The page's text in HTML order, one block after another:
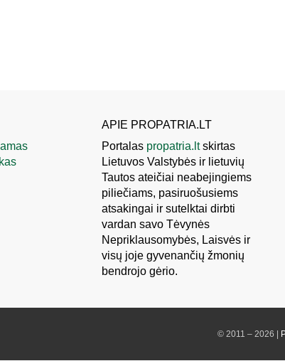
APIE PROPATRIA.LT
Portalas propatria.ltskirtas
Lietuvos Valstybės ir lietuvių
Tautos ateičiai neabejingiems
piliečiams, pasiruošusiems
atsakingai ir sutelktai dirbti
vardan savo Tėvynės
Nepriklausomybės, Laisvės ir
visų joje gyvenančių žmonių
bendrojo gėrio.
© 2011 – 2026 |